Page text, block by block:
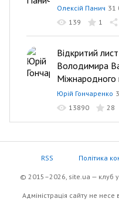
Олексій Панич 31
139
1
Відкритий
Володимира
Міжнародного
Юрій Гончаренко
13890
28
RSS Політика
© 2015–2026, site.ua — клуб
Адміністрація сайту не несе